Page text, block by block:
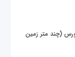
در متاورس (چند متر زمین